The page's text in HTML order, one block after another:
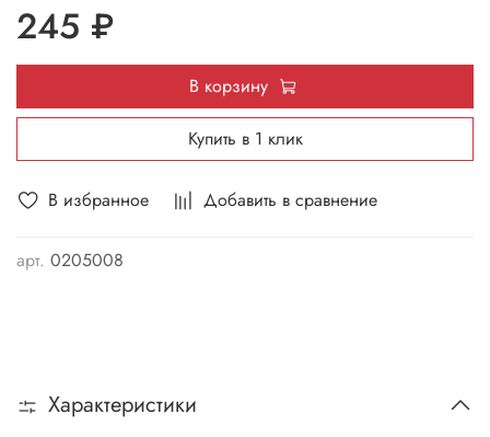
В избранное Добавить в сравнение
арт. 0205008
245 ₽
В корзину
Купить в 1 клик
Характеристики